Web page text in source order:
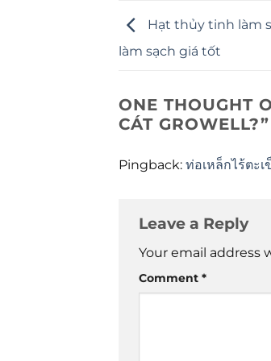
Hạt thủy tinh làm
làm sạch giá tốt
ONE THOUGHT
CÁT GROWELL?”
Pingback: ท่อเหล็กไร้ตะเ
Leave a Reply
Your email address
Comment *